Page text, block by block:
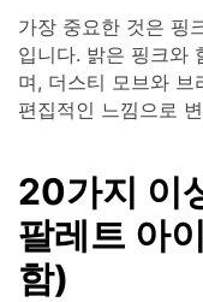
가장 중요한 것은 핑
입니다. 밝은 핑크와
며, 더스티 모브와 브
편집적인 느낌으로
20가지 이
팔레트 아
함)